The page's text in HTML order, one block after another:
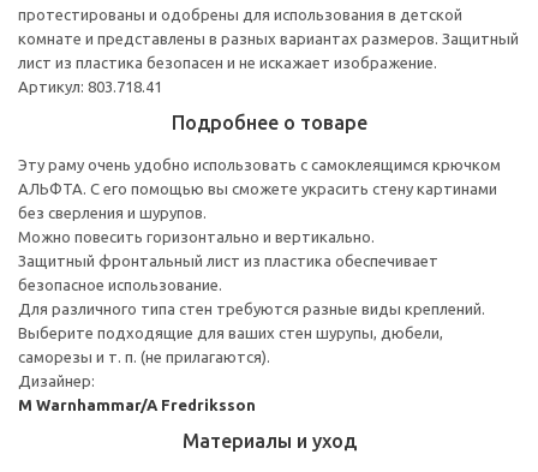
протестированы и одобрены для использования в детской
комнате и представлены в разных вариантах размеров. Защитный
лист из пластика безопасен и не искажает изображение.
Артикул: 803.718.41
Подробнее о товаре
Эту раму очень удобно использовать с самоклеящимся крючком
АЛЬФТА. С его помощью вы сможете украсить стену картинами
без сверления и шурупов.
Можно повесить горизонтально и вертикально.
Защитный фронтальный лист из пластика обеспечивает
безопасное использование.
Для различного типа стен требуются разные виды креплений.
Выберите подходящие для ваших стен шурупы, дюбели,
саморезы и т. п. (не прилагаются).
Дизайнер:
M Warnhammar/A Fredriksson
Материалы и уход